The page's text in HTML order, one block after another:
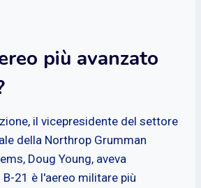
più avanzato
il vicepresidente del settore
della Northrop Grumman
Doug Young, aveva
21 è l'aereo militare più